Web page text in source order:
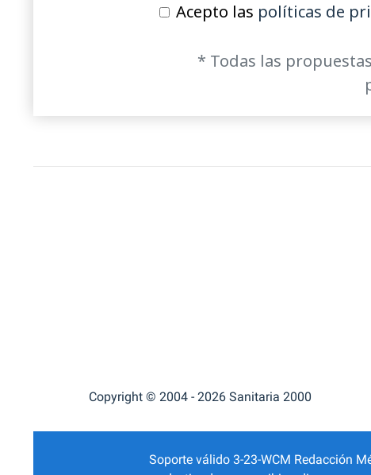
Acepto las políticas de
* Todas las
Copyright © 2004 - 2026 Sanitaria 2000
Soporte válido 3-23-WCM Redacción